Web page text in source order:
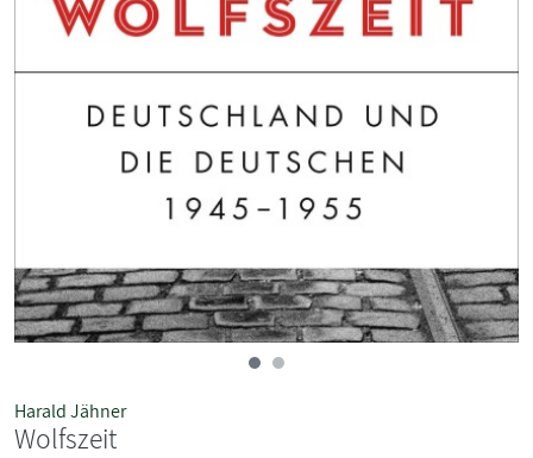
Harald Jähner
Wolfszeit